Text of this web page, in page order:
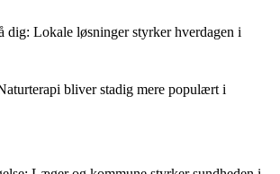
dig: Lokale løsninger styrker hverdagen i
bliver stadig mere populært i